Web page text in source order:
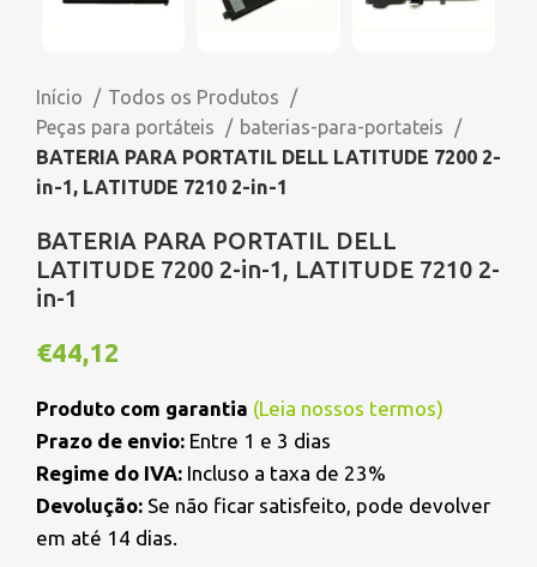
Início
Todos os Produtos
Peças para portáteis
baterias-para-portateis
BATERIA PARA PORTATIL DELL LATITUDE 7200 2-
in-1, LATITUDE 7210 2-in-1
BATERIA PARA PORTATIL DELL
LATITUDE 7200 2-in-1, LATITUDE 7210 2-
in-1
€44,12
Produto com garantia (Leia nossos termos)
Prazo de envio: Entre 1 e 3 dias
Regime do IVA: Incluso a taxa de 23%
Devolução: Se não ficar satisfeito, pode devolver
em até 14 dias.